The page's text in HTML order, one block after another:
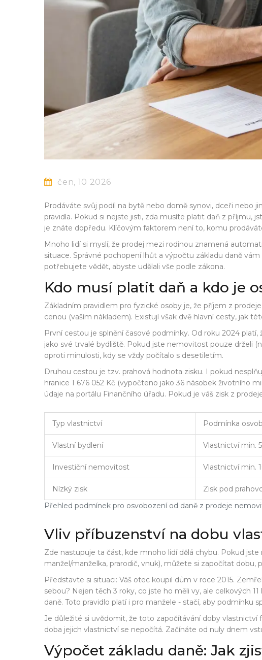
čen, 10 2026
Prodáváte svůj podíl na bytě nebo domě synovi, dceři nebo
pravidla. Pokud si nejste jisti, zda musíte platit daň z příjmu,
je znáte dopředu. Klíčovým faktorem není to, komu
Mnoho lidí si myslí, že prodej mezi rodinou znamená
situace. Správné pochopení lhůt a výpočtu základu daně
potřebujete vědět, abyste udělali vše podle zákona.
Kdo musí platit daň a kdo je
Základním pravidlem pro fyzické osoby je, že příjem z
cenou (vaším nákladem). Existují však dvě hlavní cesty, jak
První cestou je splnění časové podmínky. Od roku 2024
jako své trvalé bydliště. Pokud jste nemovitost pouze drželi
oproti minulosti, kdy se vždy počítalo s desetiletím.
Druhou cestou je tzv. prahová hodnota zisku. I pokud
hranice 1 676 052 Kč (vypočteno jako 36 násobek životního
údaje na portálu Finančního úřadu. Pokud je váš zisk z
Přehled podmínek pro osvobození od daně z prodeje
Typ vlastnictví Podmínka
Vlastní bydlení Vlastnictví min.
Investiční nemovitost Vlastnictví min.
Nízký zisk Zisk pod
Vliv příbuzenství na dobu
Zde nastupuje ta část, kde mnoho lidí dělá chybu. Pokud
manžel/manželka, prarodič, vnuk), můžete si započítat
Představte si situaci: Váš otec koupil dům v roce 2015.
sebou? Nejen těch 3 roky, co jste ho měli vy, ale celkových
daně. Toto pravidlo platí i pro manžele - stačí, aby podmínku
Je důležité si uvědomit, že toto započítávání doby
doba jejich vlastnictví se nepočítá. Začínáte od nuly dnem
Výpočet základu daně: Jak